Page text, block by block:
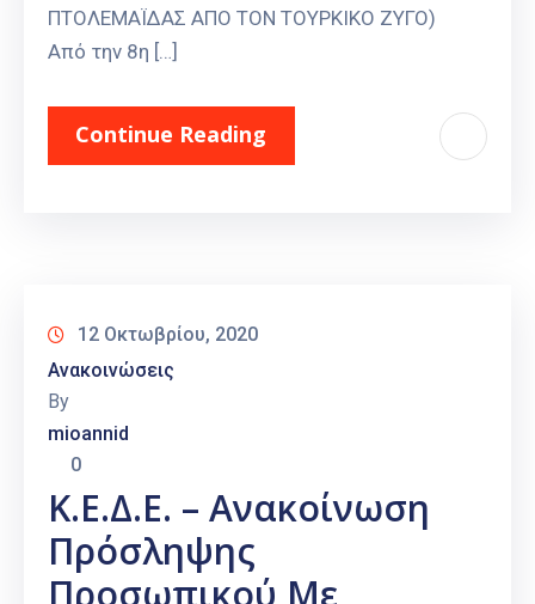
ΠΤΟΛΕΜΑΪΔΑΣ ΑΠΟ ΤΟΝ ΤΟΥΡΚΙΚΟ ΖΥΓΟ)
Από την 8η […]
Continue Reading
12 Οκτωβρίου, 2020
Ανακοινώσεις
By
mioannid
0
Κ.Ε.Δ.Ε. – Ανακοίνωση
Πρόσληψης
Προσωπικού Με